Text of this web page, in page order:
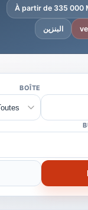
À partir de 335 000
البنزين
BOÎTE